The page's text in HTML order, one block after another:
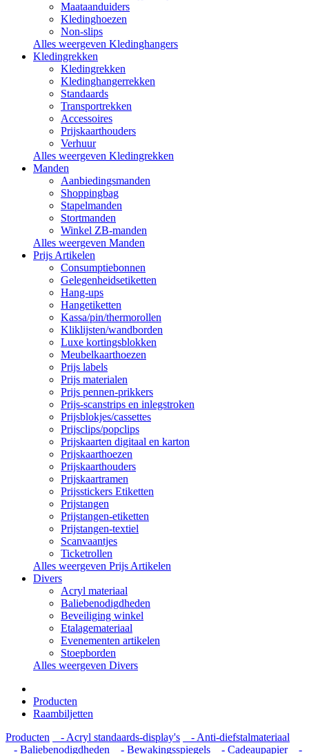
Maataanduiders
Kledinghoezen
Non-slips
Alles weergeven Kledinghangers
Kledingrekken
Kledingrekken
Kledinghangerrekken
Standaards
Transportrekken
Accessoires
Prijskaarthouders
Verhuur
Alles weergeven Kledingrekken
Manden
Aanbiedingsmanden
Shoppingbag
Stapelmanden
Stortmanden
Winkel ZB-manden
Alles weergeven Manden
Prijs Artikelen
Consumptiebonnen
Gelegenheidsetiketten
Hang-ups
Hangetiketten
Kassa/pin/thermorollen
Kliklijsten/wandborden
Luxe kortingsblokken
Meubelkaarthoezen
Prijs labels
Prijs materialen
Prijs pennen-prikkers
Prijs-scanstrips en inlegstroken
Prijsblokjes/cassettes
Prijsclips/popclips
Prijskaarten digitaal en karton
Prijskaarthoezen
Prijskaarthouders
Prijskaartramen
Prijsstickers Etiketten
Prijstangen
Prijstangen-etiketten
Prijstangen-textiel
Scanvaantjes
Ticketrollen
Alles weergeven Prijs Artikelen
Divers
Acryl materiaal
Baliebenodigdheden
Beveiliging winkel
Etalagemateriaal
Evenementen artikelen
Stoepborden
Alles weergeven Divers
Producten
Raambiljetten
Producten
- Acryl standaards-display's
- Anti-diefstalmateriaal
- Baliebenodigdheden
- Bewakingsspiegels - Cadeaupapier -